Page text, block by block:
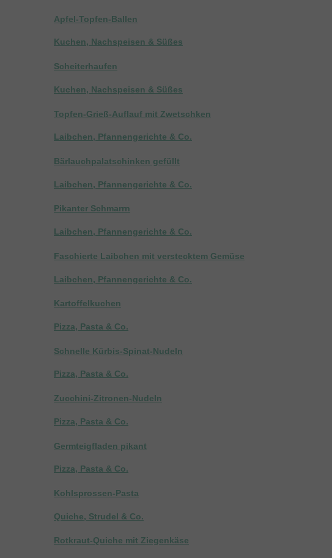
Apfel-Topfen-Ballen
Kuchen, Nachspeisen & Süßes
Scheiterhaufen
Kuchen, Nachspeisen & Süßes
Topfen-Grieß-Auflauf mit Zwetschken
Laibchen, Pfannengerichte & Co.
Bärlauchpalatschinken gefüllt
Laibchen, Pfannengerichte & Co.
Pikanter Schmarrn
Laibchen, Pfannengerichte & Co.
Faschierte Laibchen mit verstecktem Gemüse
Laibchen, Pfannengerichte & Co.
Kartoffelkuchen
Pizza, Pasta & Co.
Schnelle Kürbis-Spinat-Nudeln
Pizza, Pasta & Co.
Zucchini-Zitronen-Nudeln
Pizza, Pasta & Co.
Germteigfladen pikant
Pizza, Pasta & Co.
Kohlsprossen-Pasta
Quiche, Strudel & Co.
Rotkraut-Quiche mit Ziegenkäse